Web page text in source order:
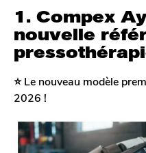
1. Compex
nouvelle
⭐️ Le nouveau modèle
2026 !